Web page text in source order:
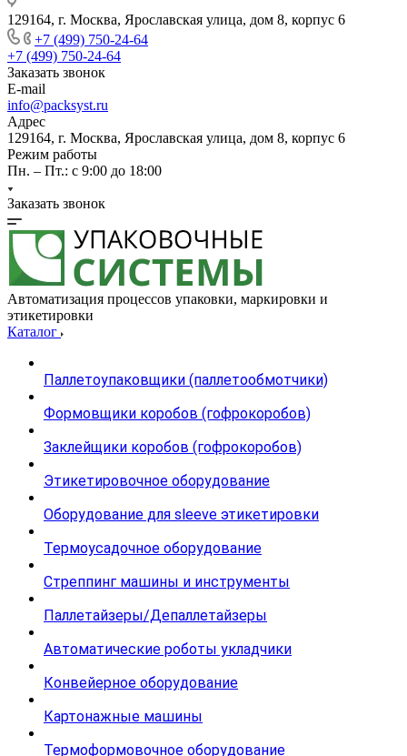
129164, г. Москва, Ярославская улица, дом 8, корпус 6
+7 (499) 750-24-64
+7 (499) 750-24-64
Заказать звонок
E-mail
info@packsyst.ru
Адрес
129164, г. Москва, Ярославская улица, дом 8, корпус 6
Режим работы
Пн. – Пт.: с 9:00 до 18:00
Заказать звонок
Автоматизация процессов упаковки, маркировки и
этикетировки
Каталог
Паллетоупаковщики (паллетообмотчики)
Формовщики коробов (гофрокоробов)
Заклейщики коробов (гофрокоробов)
Этикетировочное оборудование
Оборудование для sleeve этикетировки
Термоусадочное оборудование
Стреппинг машины и инструменты
Паллетайзеры/Депаллетайзеры
Автоматические роботы укладчики
Конвейерное оборудование
Картонажные машины
Термоформовочное оборудование